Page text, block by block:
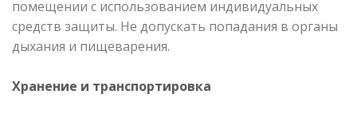
помещении с использованием индивидуальных
средств защиты. Не допускать попадания в органы
дыхания и пищеварения.
Хранение и транспортировка